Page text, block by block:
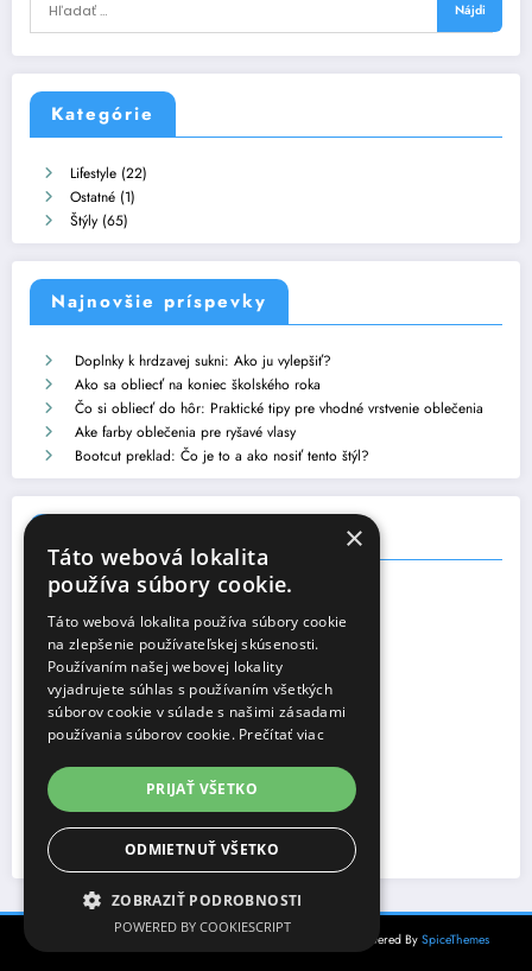
Kategórie
Lifestyle (22)
Ostatné (1)
Štýly (65)
Najnovšie príspevky
Doplnky k hrdzavej sukni: Ako ju vylepšiť?
Ako sa obliecť na koniec školského roka
Čo si obliecť do hôr: Praktické tipy pre vhodné vrstvenie oblečenia
Ake farby oblečenia pre ryšavé vlasy
Bootcut preklad: Čo je to a ako nosiť tento štýl?
august 2026(3)
júl 2026(8)
jún 2026(2)
máj 2026 (9)
apríl 2026(7)
marec 2026(3)
február 2026(4)
december 2025(14)
november 2025(2)
október 2025(8)
september 2025(20)
Theme 2026 | Powered By SpiceThemes
×
Táto webová lokalita
používa súbory cookie.
Táto webová lokalita používa súbory cookie
na zlepšenie používateľskej skúsenosti.
Používaním našej webovej lokality
vyjadrujete súhlas s používaním všetkých
súborov cookie v súlade s našimi zásadami
používania súborov cookie. Prečítať viac
PRIJAŤ VŠETKO
ODMIETNUŤ VŠETKO
ZOBRAZIŤ PODROBNOSTI
POWERED BY COOKIESCRIPT